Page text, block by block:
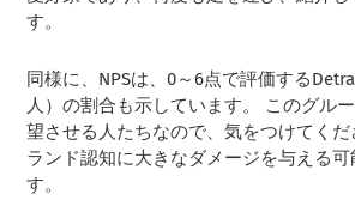
す。
同様に、NPSは、0～6点で評価する
人）の割合も示しています。 このグル
望させる人たちなので、気をつけてく
ランド認知に大きなダメージを与える
す。